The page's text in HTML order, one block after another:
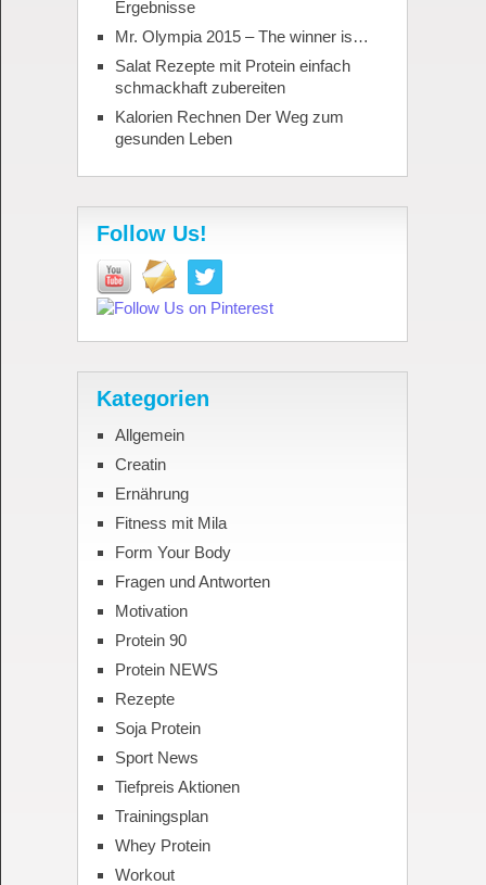
Ergebnisse
Mr. Olympia 2015 – The winner is…
Salat Rezepte mit Protein einfach
schmackhaft zubereiten
Kalorien Rechnen Der Weg zum
gesunden Leben
Follow Us!
Kategorien
Allgemein
Creatin
Ernährung
Fitness mit Mila
Form Your Body
Fragen und Antworten
Motivation
Protein 90
Protein NEWS
Rezepte
Soja Protein
Sport News
Tiefpreis Aktionen
Trainingsplan
Whey Protein
Workout